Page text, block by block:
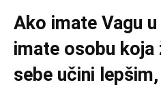
Ako imate Vagu
imate osobu
sebe učini